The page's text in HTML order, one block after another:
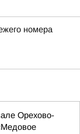
номера
Орехово-